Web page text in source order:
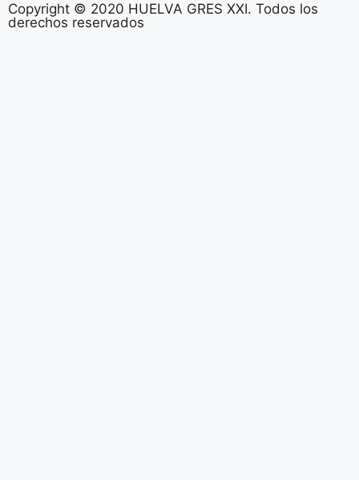
Copyright © 2020 HUELVA GRES XXI. Todos los
derechos reservados